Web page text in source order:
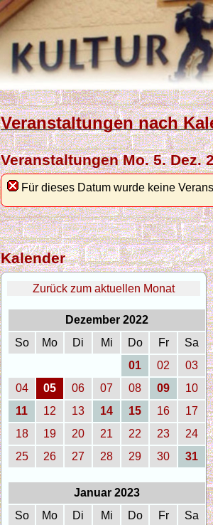
Veranstaltungen nach
Veranstaltungen Mo. 5. Dez.
Für dieses Datum wurde keine
Kalender
Zurück zum aktuellen Monat
Dezember 2022
So
Mo Di Mi Do Fr
Sa
01
02
03
04
05 06 07 08 09
10
11
12 13 14 15 16
17
18
19 20 21 22 23
24
25
26 27 28 29 30 31
Januar 2023
So
Mo Di Mi Do Fr
Sa